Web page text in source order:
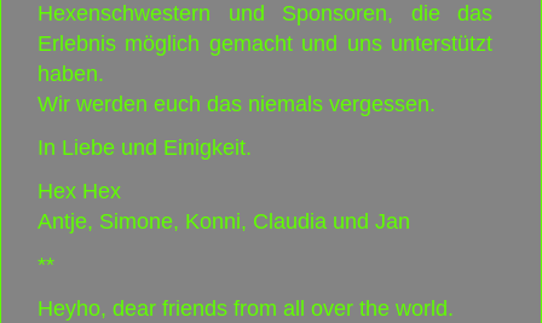
Hexenschwestern und Sponsoren, die das
Erlebnis möglich gemacht und uns unterstützt
haben.
Wir werden euch das niemals vergessen.
In Liebe und Einigkeit.
Hex Hex
Antje, Simone, Konni, Claudia und Jan
**
Heyho, dear friends from all over the world.